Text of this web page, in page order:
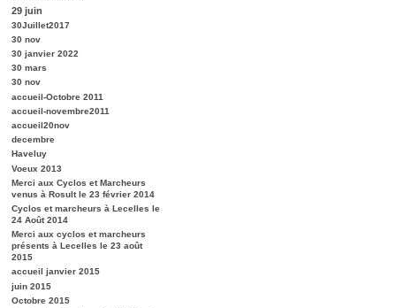
29 juin
30Juillet2017
30 nov
30 janvier 2022
30 mars
30 nov
accueil-Octobre 2011
accueil-novembre2011
accueil20nov
decembre
Haveluy
Voeux 2013
Merci aux Cyclos et Marcheurs
venus à Rosult le 23 février 2014
Cyclos et marcheurs à Lecelles le
24 Août 2014
Merci aux cyclos et marcheurs
présents à Lecelles le 23 août
2015
accueil janvier 2015
juin 2015
Octobre 2015